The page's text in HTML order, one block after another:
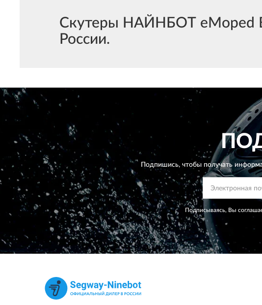
Скутеры НАЙНБОТ eMoped
России.
Подпишись, чтобы получать
Подписываясь, Вы